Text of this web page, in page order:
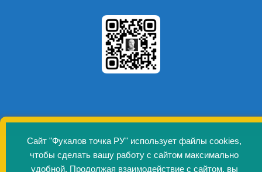
Сайт "Фукалов точка РУ" использует файлы cookies,
чтобы сделать вашу работу с сайтом максимально
удобной. Продолжая взаимодействие с сайтом, вы
© 2026 Фукалов точка РУ• Создано с помощью
GeneratePress